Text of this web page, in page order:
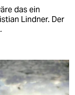
das ein
Lindner. Der